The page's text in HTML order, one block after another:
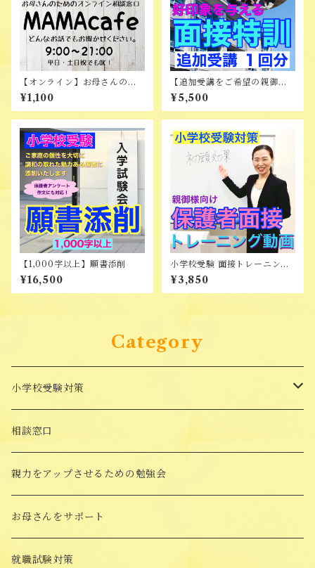
【オンライン】お母さんのた
めの相談窓口 MAMAcafe
¥1,100
【追加受講をご希望の親御様
向け】好印象を与える面接特
訓 追加受講 1回分
¥5,500
【1,000字以上】願書添削
¥16,500
小学校受験 面接トレーニング
動画
¥3,850
Category
小学校受験対策
面接対策講座
受験対策Goods
願書添削
願書の書き方講座
相談窓口
親力をアップさせるための勉強会
お母さんをサポート
就職試験対策